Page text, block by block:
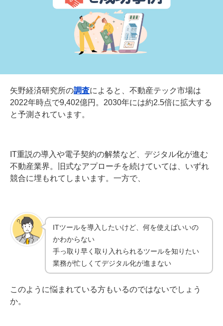
矢野経済研究所の調査によると、不動産テック市場は
2022年時点で9,402億円。2030年には約2.5倍に拡大する
と予測されています。
IT重説の導入や電子契約の解禁など、デジタル化が進む
不動産業界。旧式なアプローチを続けていては、いずれ
競合に埋もれてしまいます。一方で、
ITツールを導入したいけど、何を使えばいいの
かわからない
手っ取り早く取り入れられるツールを知りたい
業務が忙しくてデジタル化が進まない
このように悩まれている方もいるのではないでしょう
か。